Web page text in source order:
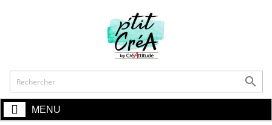

MENU